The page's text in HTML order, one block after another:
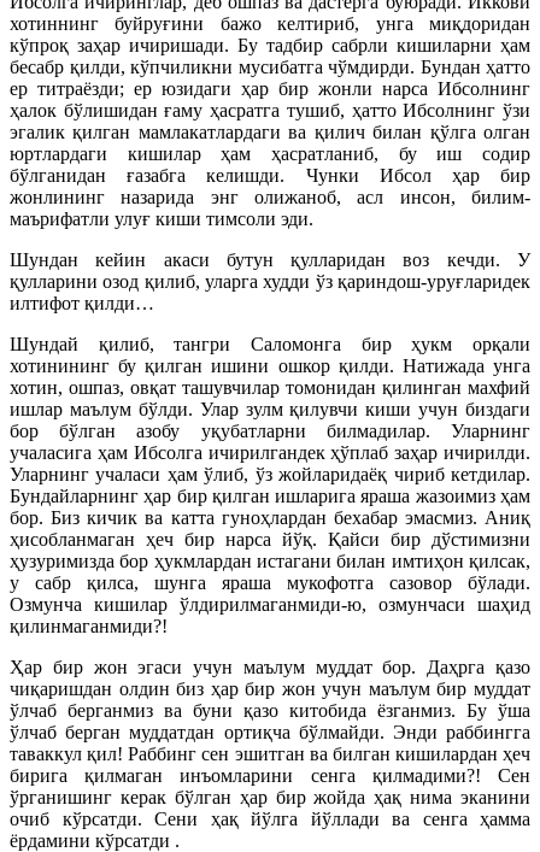
хотиннинг буйруғини бажо келтириб, унга миқдоридан
кўпроқ заҳар ичиришади. Бу тадбир сабрли кишиларни ҳам
бесабр қилди, кўпчиликни мусибатга чўмдирди. Бундан ҳатто
ер титраёзди; ер юзидаги ҳар бир жонли нарса Ибсолнинг
ҳалок бўлишидан ғаму ҳасратга тушиб, ҳатто Ибсолнинг ўзи
эгалик қилган мамлакатлардаги ва қилич билан қўлга олган
юртлардаги кишилар ҳам ҳасратланиб, бу иш содир
бўлганидан ғазабга келишди. Чунки Ибсол ҳар бир
жонлининг назарида энг олижаноб, асл инсон, билим-
маърифатли улуғ киши тимсоли эди.
Шундан кейин акаси бутун қулларидан воз кечди. У
қулларини озод қилиб, уларга худди ўз қариндош-уруғларидек
илтифот қилди…
Шундай қилиб, тангри Саломонга бир ҳукм орқали
хотинининг бу қилган ишини ошкор қилди. Натижада унга
хотин, ошпаз, овқат ташувчилар томонидан қилинган махфий
ишлар маълум бўлди. Улар зулм қилувчи киши учун биздаги
бор бўлган азобу уқубатларни билмадилар. Уларнинг
учаласига ҳам Ибсолга ичирилгандек ҳўплаб заҳар ичирилди.
Уларнинг учаласи ҳам ўлиб, ўз жойларидаёқ чириб кетдилар.
Бундайларнинг ҳар бир қилган ишларига яраша жазоимиз ҳам
бор. Биз кичик ва катта гуноҳлардан бехабар эмасмиз. Аниқ
ҳисобланмаган ҳеч бир нарса йўқ. Қайси бир дўстимизни
ҳузуримизда бор ҳукмлардан истагани билан имтиҳон қилсак,
у сабр қилса, шунга яраша мукофотга сазовор бўлади.
Озмунча кишилар ўлдирилмаганмиди-ю, озмунчаси шаҳид
қилинмаганмиди?!
Ҳар бир жон эгаси учун маълум муддат бор. Даҳрга қазо
чиқаришдан олдин биз ҳар бир жон учун маълум бир муддат
ўлчаб берганмиз ва буни қазо китобида ёзганмиз. Бу ўша
ўлчаб берган муддатдан ортиқча бўлмайди. Энди раббингга
таваккул қил! Раббинг сен эшитган ва билган кишилардан ҳеч
бирига қилмаган инъомларини сенга қилмадими?! Сен
ўрганишинг керак бўлган ҳар бир жойда ҳақ нима эканини
очиб кўрсатди. Сени ҳақ йўлга йўллади ва сенга ҳамма
ёрдамини кўрсатди .